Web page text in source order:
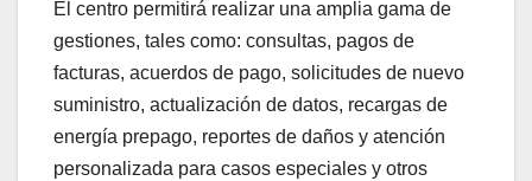
El centro permitirá realizar una amplia gama de
gestiones, tales como: consultas, pagos de
facturas, acuerdos de pago, solicitudes de nuevo
suministro, actualización de datos, recargas de
energía prepago, reportes de daños y atención
personalizada para casos especiales y otros